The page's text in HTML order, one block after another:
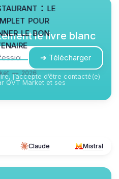
: le
pour
le bon
— 2026
le livre blanc
➔ Télécharger
j’accepte d’être contacté(e)
QVT Market et ses
Claude Mistral